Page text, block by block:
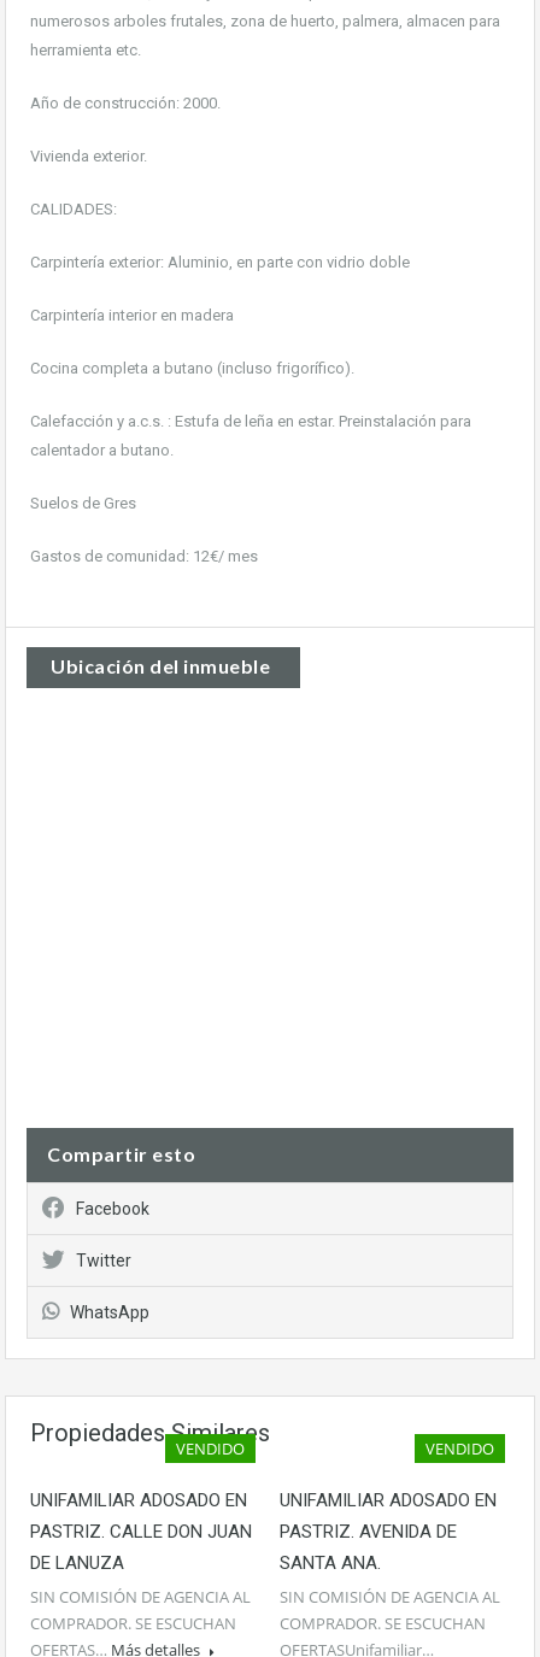
numerosos arboles frutales, zona de huerto, palmera, almacen para
herramienta etc.
Año de construcción: 2000.
Vivienda exterior.
CALIDADES:
Carpintería exterior: Aluminio, en parte con vidrio doble
Carpintería interior en madera
Cocina completa a butano (incluso frigorífico).
Calefacción y a.c.s. : Estufa de leña en estar. Preinstalación para
calentador a butano.
Suelos de Gres
Gastos de comunidad: 12€/ mes
Ubicación del inmueble
Compartir esto
Facebook
Twitter
WhatsApp
Propiedades Similares
VENDIDO
UNIFAMILIAR ADOSADO EN
PASTRIZ. CALLE DON JUAN
DE LANUZA
SIN COMISIÓN DE AGENCIA AL
COMPRADOR. SE ESCUCHAN
OFERTAS… Más detalles
VENDIDO
UNIFAMILIAR ADOSADO EN
PASTRIZ. AVENIDA DE
SANTA ANA.
SIN COMISIÓN DE AGENCIA AL
COMPRADOR. SE ESCUCHAN
OFERTASUnifamiliar…